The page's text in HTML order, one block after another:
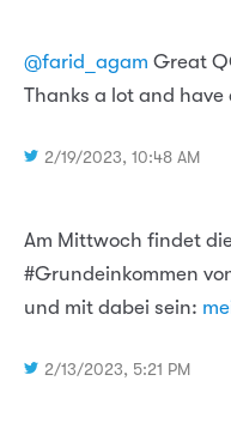
@farid_agam Great
Thanks a lot and have
2/19/2023, 10:48 AM
Am Mittwoch findet
#Grundeinkommen
und mit dabei sein:
2/13/2023, 5:21 PM